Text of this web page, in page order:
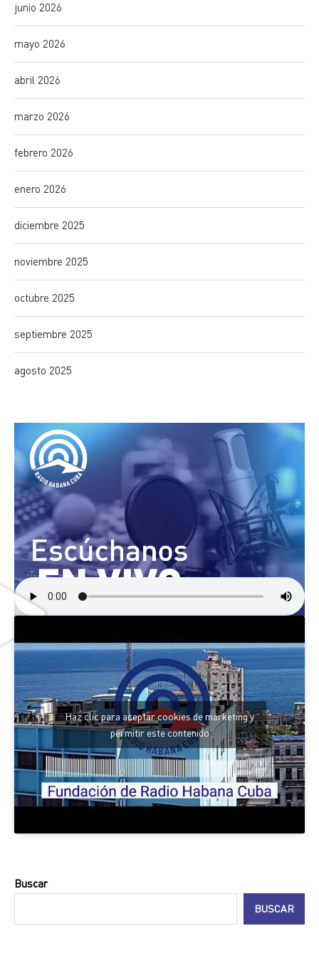
Buscar
BUSCAR
junio 2026
mayo 2026
abril 2026
marzo 2026
febrero 2026
enero 2026
diciembre 2025
noviembre 2025
octubre 2025
septiembre 2025
agosto 2025
Haz clic para aceptar cookies de marketing y
permitir este contenido